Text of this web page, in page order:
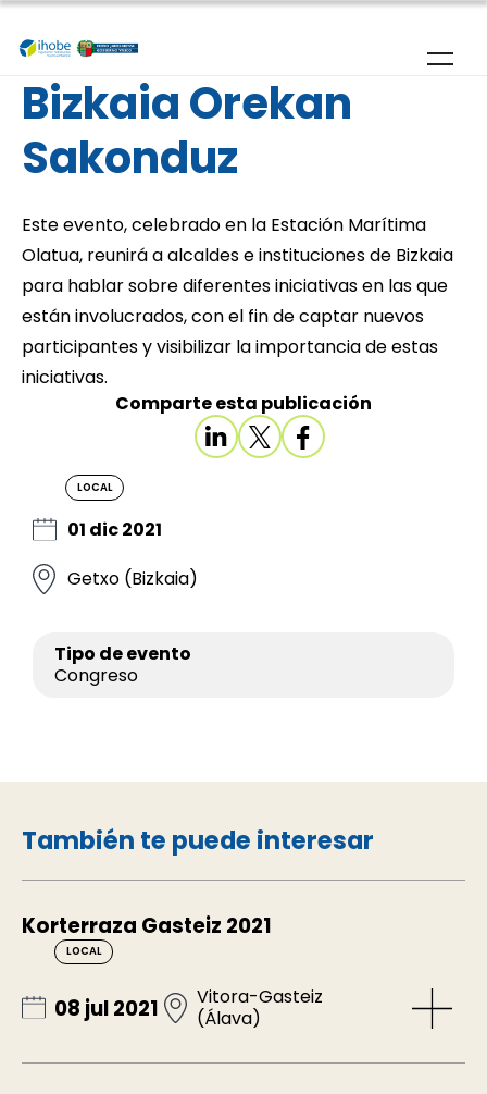
Pasar al contenido principal
Bizkaia Orekan
Sakonduz
Este evento, celebrado en la Estación Marítima
Olatua, reunirá a alcaldes e instituciones de Bizkaia
para hablar sobre diferentes iniciativas en las que
están involucrados, con el fin de captar nuevos
participantes y visibilizar la importancia de estas
iniciativas.
Comparte esta publicación
LOCAL
01 dic 2021
Getxo (Bizkaia)
Tipo de evento
Congreso
También te puede interesar
Korterraza Gasteiz 2021
LOCAL
08 jul 2021
Vitora-Gasteiz
(Álava)